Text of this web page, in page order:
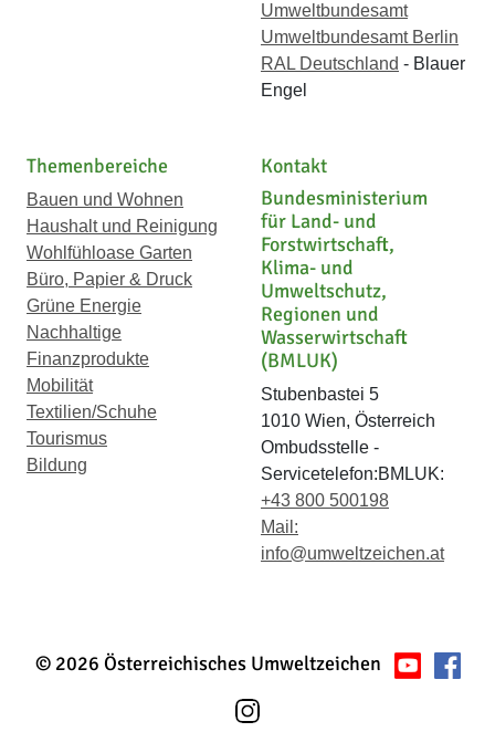
Umweltbundesamt
Umweltbundesamt Berlin
RAL Deutschland - Blauer
Engel
Themenbereiche
Bauen und Wohnen
Haushalt und Reinigung
Wohlfühloase Garten
Büro, Papier & Druck
Grüne Energie
Nachhaltige
Finanzprodukte
Mobilität
Textilien/Schuhe
Tourismus
Bildung
Kontakt
Bundesministerium
für Land- und
Forstwirtschaft,
Klima- und
Umweltschutz,
Regionen und
Wasserwirtschaft
(BMLUK)
Stubenbastei 5
1010 Wien, Österreich
Ombudsstelle -
Servicetelefon:BMLUK:
+43 800 500198
Mail:
info@umweltzeichen.at
© 2026 Österreichisches Umweltzeichen